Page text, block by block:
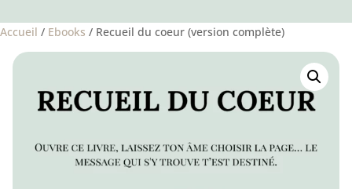
Accueil / Ebooks / Recueil du coeur (version complète)